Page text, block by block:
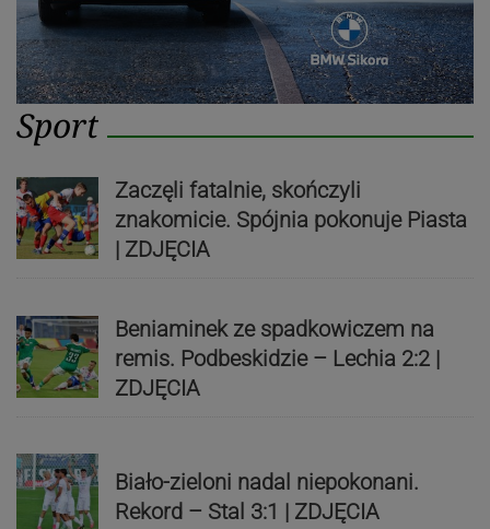
Sport
Zaczęli fatalnie, skończyli
znakomicie. Spójnia pokonuje Piasta
| ZDJĘCIA
Beniaminek ze spadkowiczem na
remis. Podbeskidzie – Lechia 2:2 |
ZDJĘCIA
Biało-zieloni nadal niepokonani.
Rekord – Stal 3:1 | ZDJĘCIA